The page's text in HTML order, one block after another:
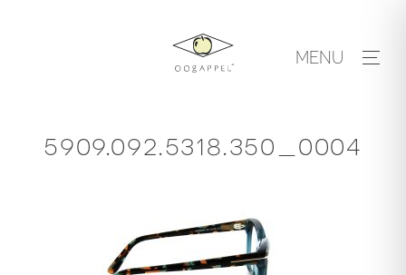
MENU
5909.092.5318.350_0004